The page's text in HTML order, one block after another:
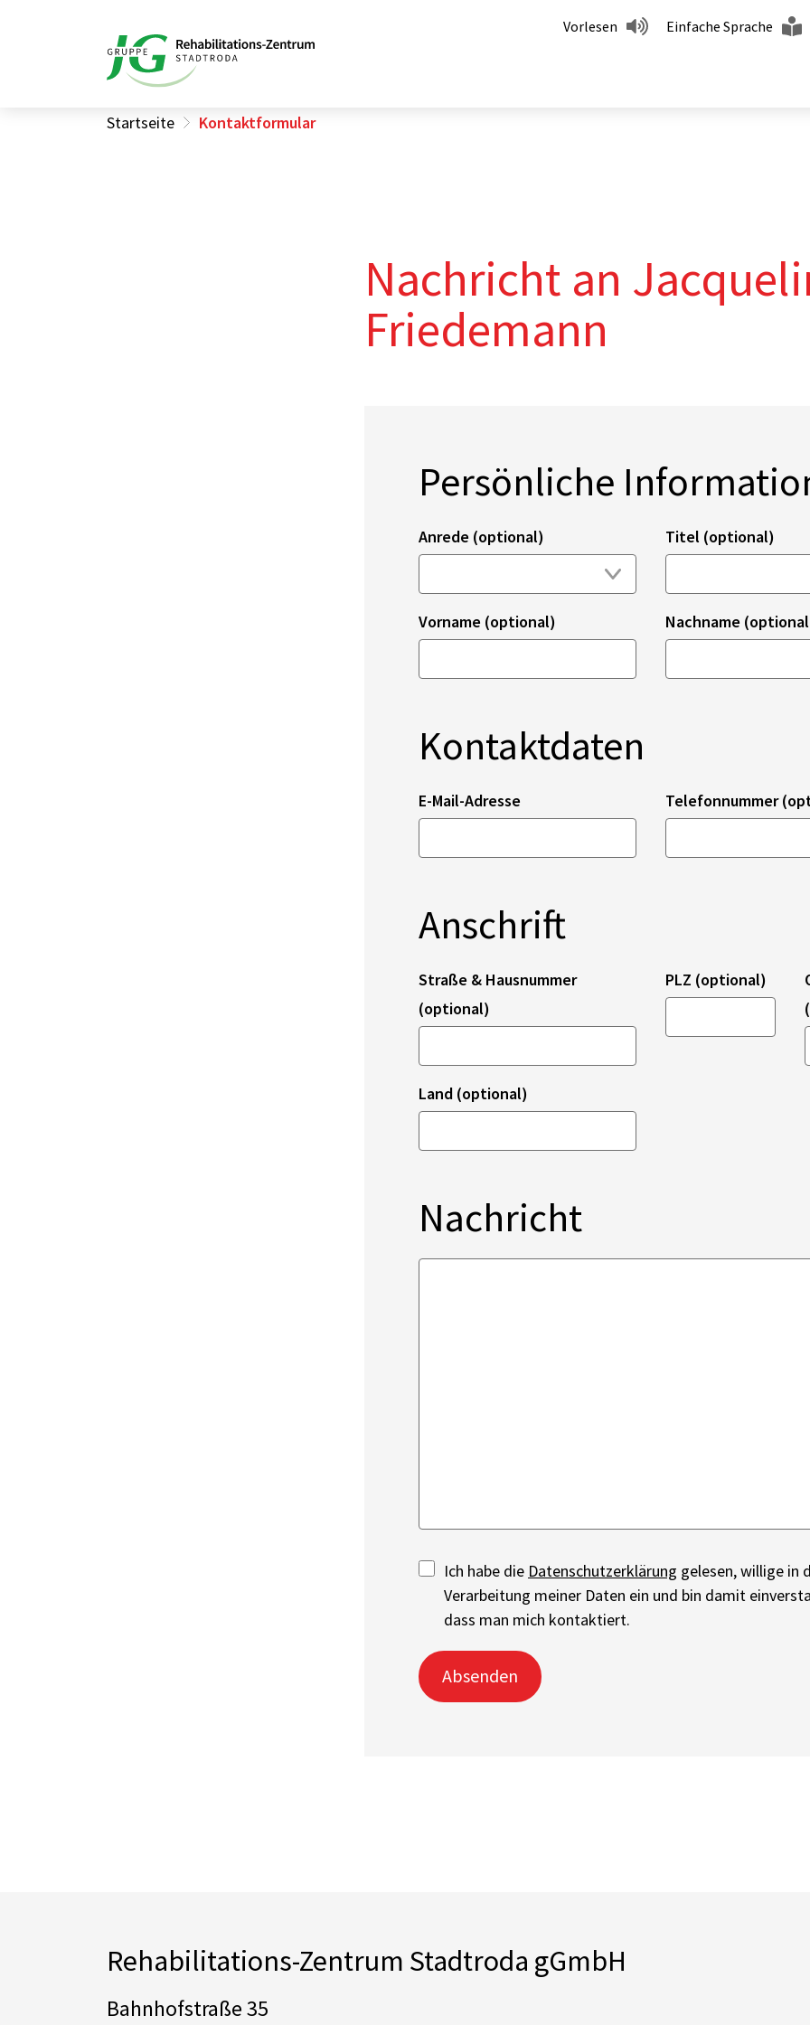
Vorlesen Einfache Sprache
Startseite Kontaktformular
Nachricht an
Friedemann
Persönliche
Anrede (optional) Titel (optional)
Vorname (optional) Nachname
Kontaktdaten
E-Mail-Adresse Telefonnummer
Anschrift
Straße & Hausnummer
(optional)
PLZ (optional)
Land (optional)
Nachricht
Ich habe die Datenschutzerklärung gelesen, willige in
Verarbeitung meiner Daten ein und bin damit
dass man mich kontaktiert.
Absenden
Rehabilitations-Zentrum Stadtroda gGmbH
Bahnhofstraße 35